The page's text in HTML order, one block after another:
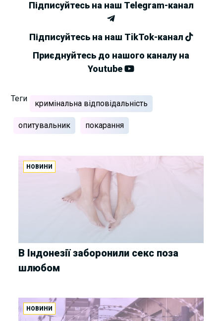
Підписуйтесь на наш Telegram-канал
Підписуйтесь на наш TikTok-канал
Приєднуйтесь до нашого каналу на
Youtube
Теги
кримінальна відповідальність
опитувальник покарання
НОВИНИ
В Індонезії заборонили секс поза
шлюбом
НОВИНИ